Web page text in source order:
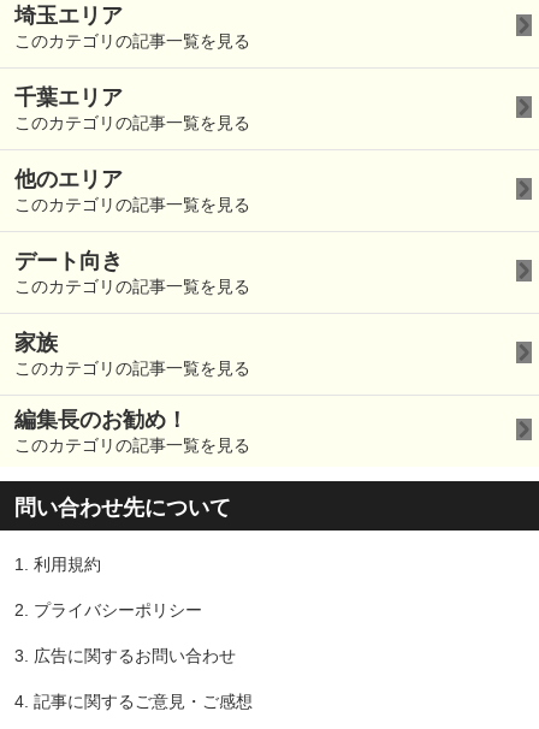
埼玉エリア
このカテゴリの記事一覧を見る
千葉エリア
このカテゴリの記事一覧を見る
他のエリア
このカテゴリの記事一覧を見る
デート向き
このカテゴリの記事一覧を見る
家族
このカテゴリの記事一覧を見る
編集長のお勧め！
このカテゴリの記事一覧を見る
問い合わせ先について
1. 利用規約
2. プライバシーポリシー
3. 広告に関するお問い合わせ
4. 記事に関するご意見・ご感想